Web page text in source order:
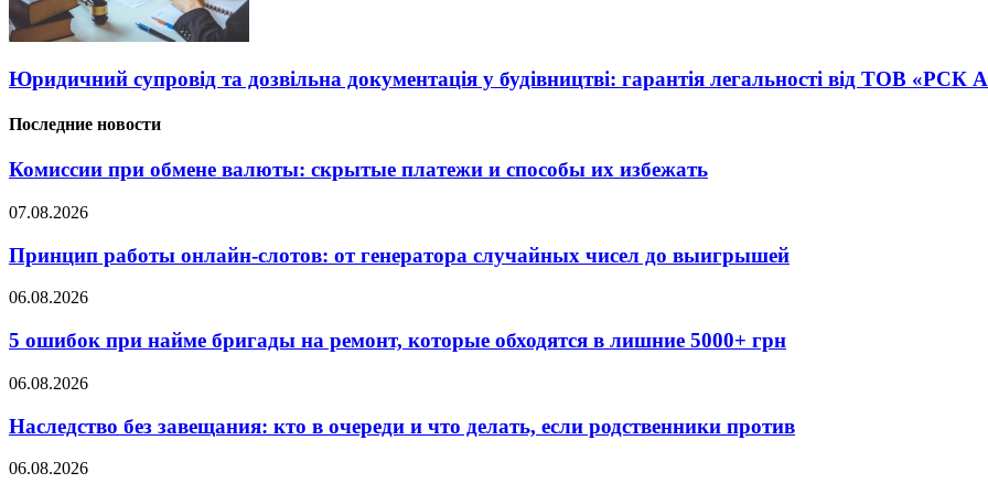
Юридичний супровід та дозвільна документація у будівництві: гарантія легальності від ТОВ
Последние новости
Комиссии при обмене валюты: скрытые платежи и способы их избежать
07.08.2026
Принцип работы онлайн-слотов: от генератора случайных чисел до выигрышей
06.08.2026
5 ошибок при найме бригады на ремонт, которые обходятся в лишние 5000+ грн
06.08.2026
Наследство без завещания: кто в очереди и что делать, если родственники против
06.08.2026